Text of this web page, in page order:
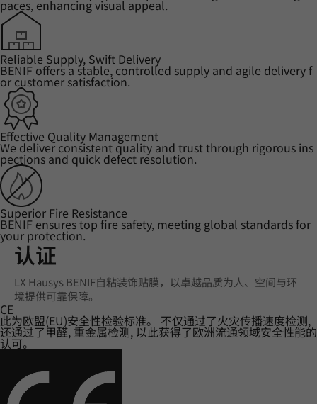
paces, enhancing visual appeal.
Reliable Supply, Swift Delivery
BENIF offers a stable, controlled supply and agile delivery f
or customer satisfaction.
Effective Quality Management
We deliver consistent quality and trust through rigorous ins
pections and quick defect resolution.
Superior Fire Resistance
BENIF ensures top fire safety, meeting global standards for
your protection.
认证
LX Hausys BENIF自粘装饰贴膜，以卓越品质为人、空间与环
境提供可靠保障。
CE
此为欧盟(EU)安全性检验标准。 不仅通过了火灾传播速度检测,
还通过了甲醛, 重金属检测, 以此获得了欧洲流通领域安全性能的
认可。